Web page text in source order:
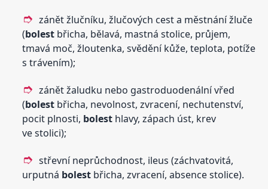
zánět žlučníku, žlučových cest a městnání žluče
(bolest břicha, bělavá, mastná stolice, průjem,
tmavá moč, žloutenka, svědění kůže, teplota, potíže
s trávením);
zánět žaludku nebo gastroduodenální vřed
(bolest břicha, nevolnost, zvracení, nechutenství,
pocit plnosti, bolest hlavy, zápach úst, krev
ve stolici);
střevní neprůchodnost, ileus (záchvatovitá,
urputná bolest břicha, zvracení, absence stolice).